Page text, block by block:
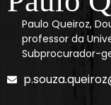
Paulo Queiroz,
professor da
Subprocurador-